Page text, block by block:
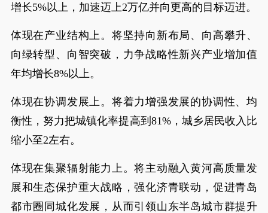
增长5%以上，加速迈上2万亿并向更高的目标迈进。
体现在产业结构上。将坚持向新布局、向高攀升、
向绿转型、向智突破，力争战略性新兴产业增加值
年均增长8%以上。
体现在协调发展上。将着力增强发展的协调性、均
衡性，努力把城镇化率提高到81%，城乡居民收入比
缩小至2左右。
体现在集聚辐射能力上。将主动融入黄河高质量发
展和生态保护重大战略，强化济青联动，促进青岛
都市圈同城化发展，从而引领山东半岛城市群提升